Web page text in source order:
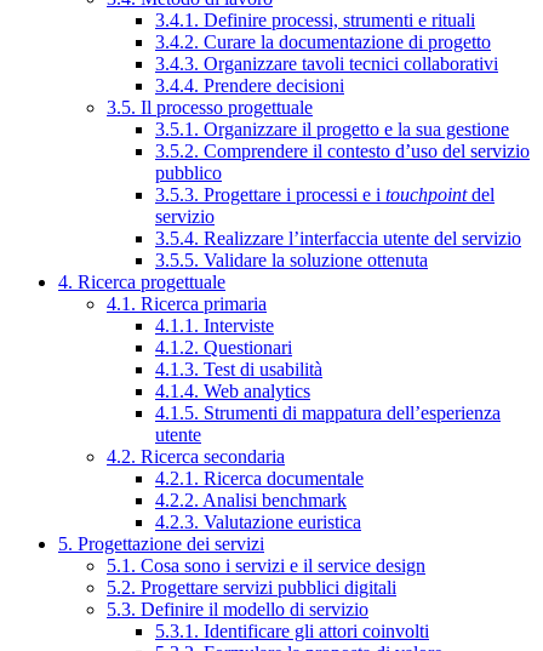
3.4.1. Definire processi, strumenti e rituali
3.4.2. Curare la documentazione di progetto
3.4.3. Organizzare tavoli tecnici collaborativi
3.4.4. Prendere decisioni
3.5. Il processo progettuale
3.5.1. Organizzare il progetto e la sua gestione
3.5.2. Comprendere il contesto d’uso del servizio
pubblico
3.5.3. Progettare i processi e i touchpointdel
servizio
3.5.4. Realizzare l’interfaccia utente del servizio
3.5.5. Validare la soluzione ottenuta
4. Ricerca progettuale
4.1. Ricerca primaria
4.1.1. Interviste
4.1.2. Questionari
4.1.3. Test di usabilità
4.1.4. Web analytics
4.1.5. Strumenti di mappatura dell’esperienza
utente
4.2. Ricerca secondaria
4.2.1. Ricerca documentale
4.2.2. Analisi benchmark
4.2.3. Valutazione euristica
5. Progettazione dei servizi
5.1. Cosa sono i servizi e il service design
5.2. Progettare servizi pubblici digitali
5.3. Definire il modello di servizio
5.3.1. Identificare gli attori coinvolti